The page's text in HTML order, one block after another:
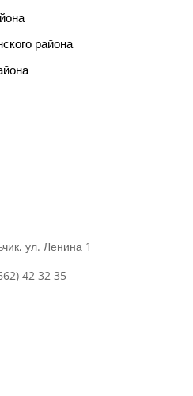
района
ул. Ленина 1
42 32 35